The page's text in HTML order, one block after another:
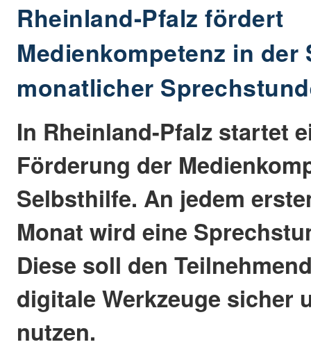
Rheinland-Pfalz fördert
Medienkompetenz in
monatlicher
In Rheinland-Pfalz startet
Förderung der
Selbsthilfe. An jedem
Monat wird eine
Diese soll den
digitale Werkzeuge sicher
nutzen.